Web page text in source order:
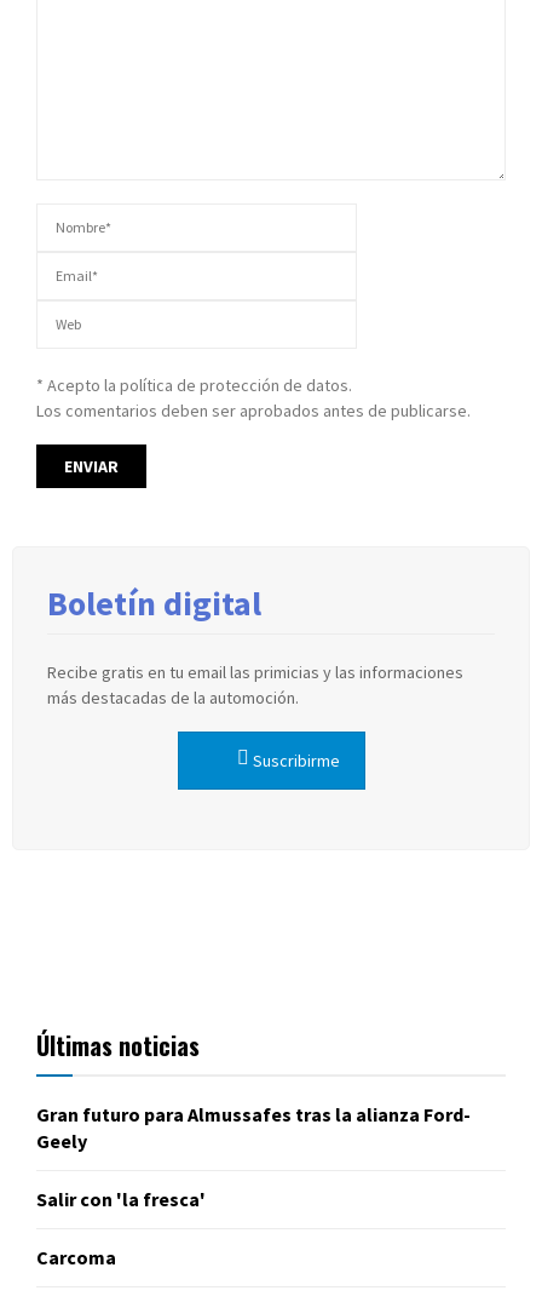
* Acepto la política de protección de datos.
Los comentarios deben ser aprobados antes de publicarse.
Boletín digital
Recibe gratis en tu email las primicias y las informaciones
más destacadas de la automoción.
Suscribirme
Últimas noticias
Gran futuro para Almussafes tras la alianza Ford-
Geely
Salir con 'la fresca'
Carcoma